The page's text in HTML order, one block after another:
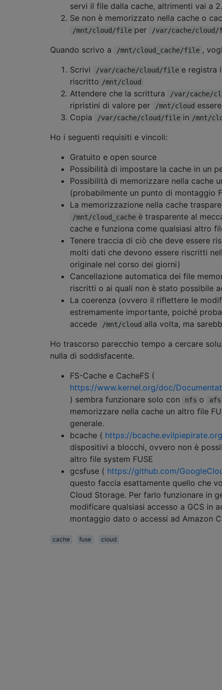
servi il file dalla cache, altrimenti vai a 2.
Se non è memorizzato nella cache o
/mnt/cloud/file per /var/cache/
Quando scrivo a /mnt/cloud_cache/file ,
Scrivi
/var/cache/cloud/file e registra
riscritto /mnt/cloud
Attendere che la scrittura /var/cache/
ripristini di valore per /mnt/cloud
Copia
/var/cache/cloud/file in /mnt/
Ho i seguenti requisiti e vincoli:
Gratuito e open source
Possibilità di impostare la cache in un
Possibilità di memorizzare nella cache
(probabilmente un punto di montaggio
La memorizzazione nella cache
/mnt/cloud_cache è trasparente al
cache e funziona come qualsiasi altro
Tenere traccia di ciò che deve essere
molti dati che devono essere riscritti
originale nel corso dei giorni)
Cancellazione automatica dei file
riscritti o ai quali non è stato possibile
La coerenza (ovvero il riflettere le
estremamente importante, poiché
accede
/mnt/cloud alla volta, ma
Ho trascorso parecchio tempo a cercare
nulla di soddisfacente.
FS-Cache e CacheFS (
https://www.kernel.org/doc/
) sembra funzionare solo con
nfs o afs
memorizzare nella cache un altro file
generale.
bcache ( https://
dispositivi a blocchi, ovvero non è
altro file system FUSE
gcsfuse ( https://github.com/
questo faccia esattamente quello che
Cloud Storage. Per farlo funzionare in
modificare qualsiasi accesso a GCS in
montaggio dato o accessi ad Amazon
cache fuse cloud